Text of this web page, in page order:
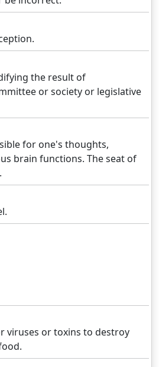
the result of
or society or legislative
for one's thoughts,
brain functions. The seat of
viruses or toxins to destroy